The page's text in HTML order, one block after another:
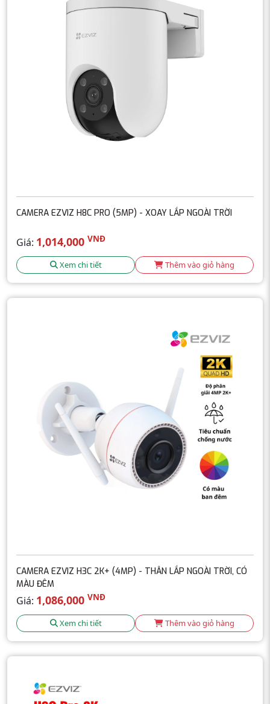
CAMERA EZVIZ H8C PRO (5MP) - XOAY LẮP NGOÀI TRỜI
Giá: 1,014,000 VNĐ
Xem chi tiết Thêm vào giỏ hàng
CAMERA EZVIZ H3C 2K+ (4MP) - THÂN LẮP NGOÀI TRỜI, CÓ
MÀU ĐÊM
Giá: 1,086,000 VNĐ
Xem chi tiết Thêm vào giỏ hàng